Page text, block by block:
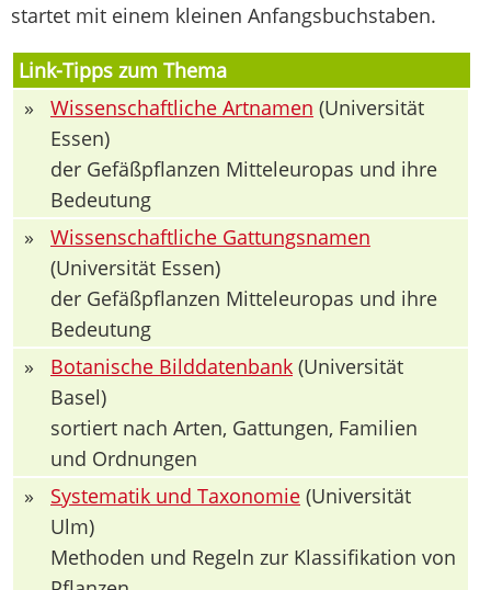
startet mit einem kleinen Anfangsbuchstaben.
Link-Tipps zum Thema
»
Wissenschaftliche Artnamen (Universität
Essen)
der Gefäßpflanzen Mitteleuropas und ihre
Bedeutung
»
Wissenschaftliche Gattungsnamen
(Universität Essen)
der Gefäßpflanzen Mitteleuropas und ihre
Bedeutung
»
Botanische Bilddatenbank (Universität
Basel)
sortiert nach Arten, Gattungen, Familien
und Ordnungen
»
Systematik und Taxonomie (Universität
Ulm)
Methoden und Regeln zur Klassifikation von